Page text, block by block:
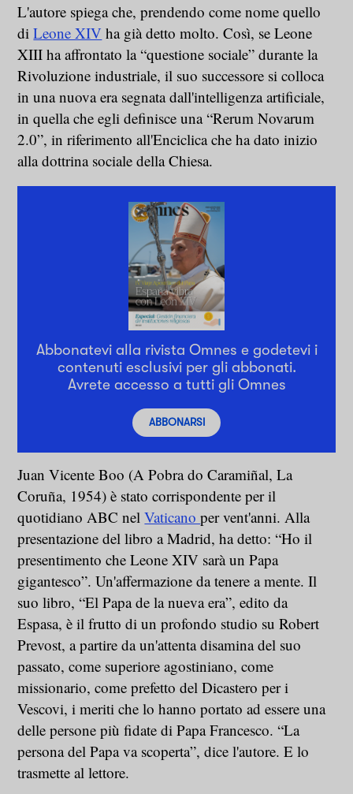
L'autore spiega che, prendendo come nome quello
diLeone XIV ha già detto molto. Così, se Leone
XIII ha affrontato la “questione sociale” durante la
Rivoluzione industriale, il suo successore si colloca
in una nuova era segnata dall'intelligenza artificiale,
in quella che egli definisce una “Rerum Novarum
2.0”, in riferimento all'Enciclica che ha dato inizio
alla dottrina sociale della Chiesa.
Abbonatevi alla rivista Omnes e godetevi i
contenuti esclusivi per gli abbonati.
Avrete accesso a tutti gli Omnes
ABBONARSI
Juan Vicente Boo (A Pobra do Caramiñal, La
Coruña, 1954) è stato corrispondente per il
quotidiano ABC nelVaticanoper vent'anni. Alla
presentazione del libro a Madrid, ha detto: “Ho il
presentimento che Leone XIV sarà un Papa
gigantesco”. Un'affermazione da tenere a mente. Il
suo libro, “El Papa de la nueva era”, edito da
Espasa, è il frutto di un profondo studio su Robert
Prevost, a partire da un'attenta disamina del suo
passato, come superiore agostiniano, come
missionario, come prefetto del Dicastero per i
Vescovi, i meriti che lo hanno portato ad essere una
delle persone più fidate di Papa Francesco. “La
persona del Papa va scoperta”, dice l'autore. E lo
trasmette al lettore.